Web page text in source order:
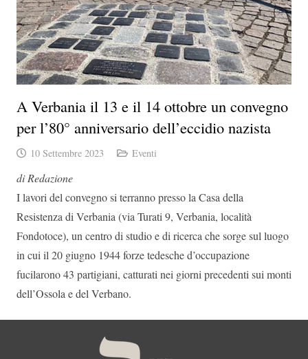
A Verbania il 13 e il 14 ottobre un convegno
per l’80° anniversario dell’eccidio nazista
10 Settembre 2023 Eventi
di Redazione
I lavori del convegno si terranno presso la Casa della
Resistenza di Verbania (via Turati 9, Verbania, località
Fondotoce), un centro di studio e di ricerca che sorge sul luogo
in cui il 20 giugno 1944 forze tedesche d’occupazione
fucilarono 43 partigiani, catturati nei giorni precedenti sui monti
dell’Ossola e del Verbano.